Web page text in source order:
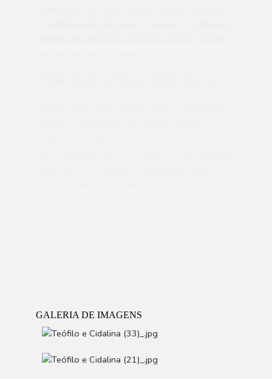
GALERIA DE IMAGENS